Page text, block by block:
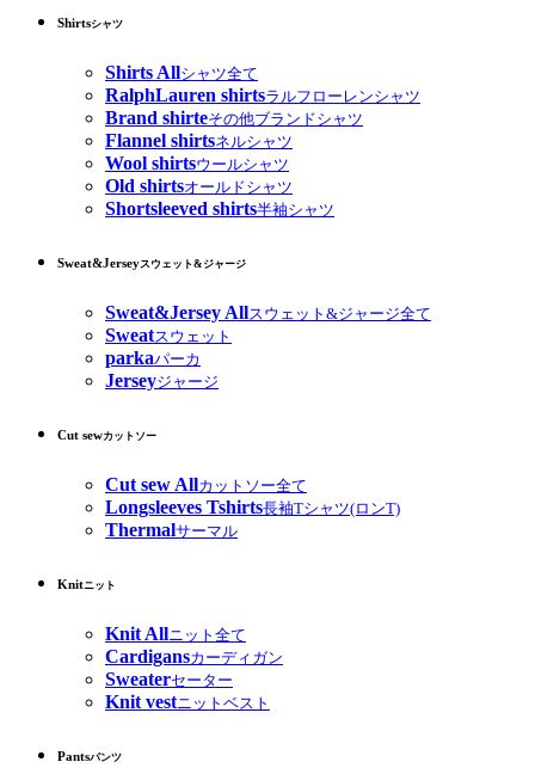
Shirtsシャツ
Shirts Allシャツ全て
RalphLauren shirtsラルフローレンシャツ
Brand shirteその他ブランドシャツ
Flannel shirtsネルシャツ
Wool shirtsウールシャツ
Old shirtsオールドシャツ
Shortsleeved shirts半袖シャツ
Sweat&Jerseyスウェット&ジャージ
Sweat&Jersey Allスウェット&ジャージ全て
Sweatスウェット
parkaパーカ
Jerseyジャージ
Cut sewカットソー
Cut sew Allカットソー全て
Longsleeves Tshirts長袖Tシャツ(ロンT)
Thermalサーマル
Knitニット
Knit Allニット全て
Cardigansカーディガン
Sweaterセーター
Knit vestニットベスト
Pantsパンツ